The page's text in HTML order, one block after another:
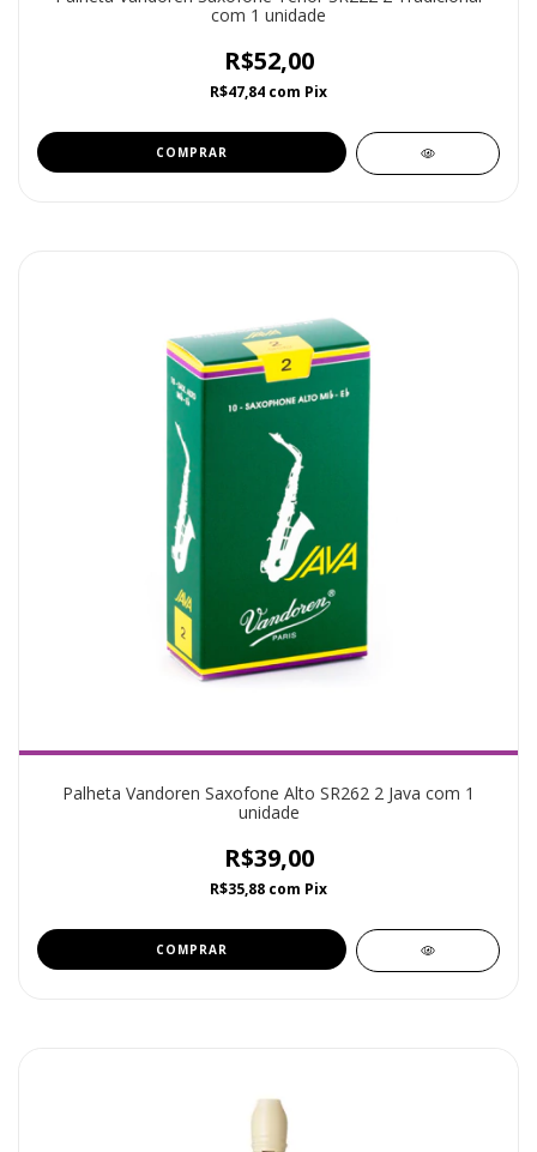
com 1 unidade
R$52,00
R$47,84 com Pix
Palheta Vandoren Saxofone Alto SR262 2 Java com 1
unidade
R$39,00
R$35,88 com Pix